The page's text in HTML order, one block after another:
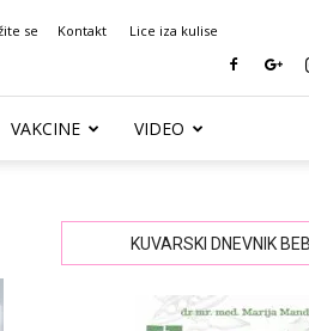
se Kontakt Lice iza kulise
VAKCINE VIDEO
KUVARSKI DNEVNIK